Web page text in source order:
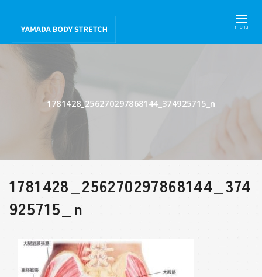
テ
1781428_256270297868144_374925715_n
1781428_256270297868144_374
925715_n